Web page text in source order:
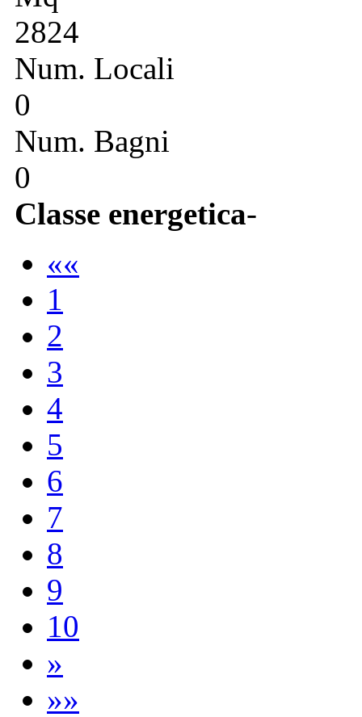
2824
Num. Locali
0
Num. Bagni
0
Classe energetica-
««
1
2
3
4
5
6
7
8
9
10
»
»»